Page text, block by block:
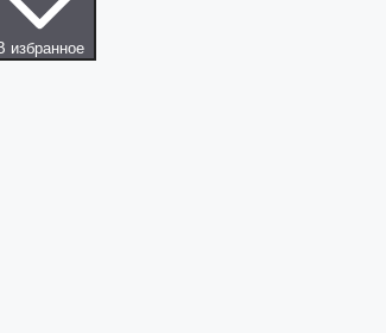
избранное